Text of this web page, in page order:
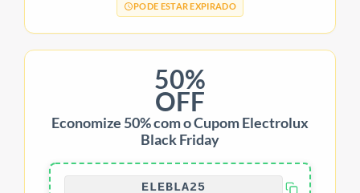
PODE ESTAR EXPIRADO
50%
OFF
Economize 50% com o Cupom Electrolux
Black Friday
ELEBLA25